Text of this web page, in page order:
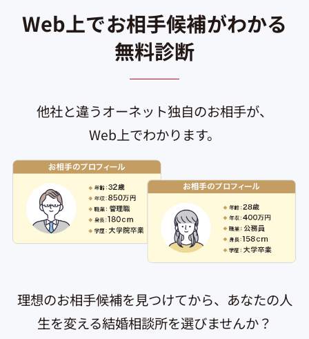
Web上でお相手候補がわかる
無料診断
他社と違うオーネット独自のお相手が、
Web上でわかります。
理想のお相手候補を見つけてから、あなたの人
生を変える結婚相談所を選びませんか？